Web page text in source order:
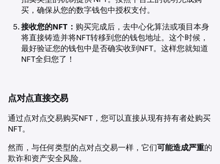
买，确保从您的数字钱包中授权支付。
接收您的NFT： 购买完成后，去中心化算法或项目本身
将直接铸造并将NFT转移到您的钱包地址。这个时候，
最好验证您的钱包中是否确实收到NFT。这样您就知道
NFT全归您了！
点对点直接交易
通过点对点交易购买NFT，您可以直接从现有持有者处购买
NFT。
然而，与任何类型的点对点交易一样，它们可能造成严重的
欺诈和资产安全风险。